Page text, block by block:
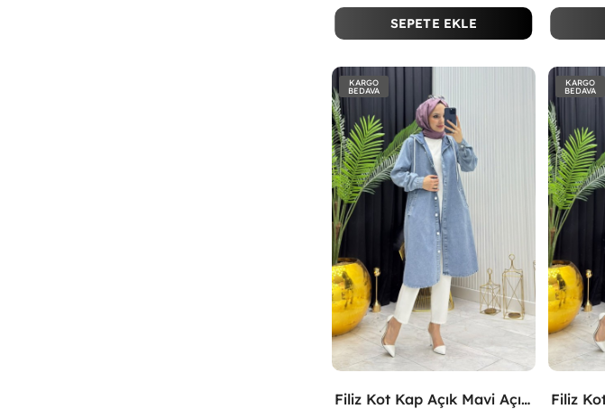
SEPETE EKLE
KARGO
BEDAVA
Filiz Kot Kap Açık Mavi Açık Mavi
KARGO
BEDAVA